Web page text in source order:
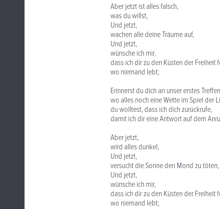
Aber jetzt ist alles falsch,
was du willst,
Und jetzt,
wachen alle deine Träume auf,
Und jetzt,
wünsche ich mir,
dass ich dir zu den Küsten der Freiheit
wo niemand lebt;
Erinnerst du dich an unser erstes
wo alles noch eine Wette im Spiel der
du wolltest, dass ich dich zurückrufe,
damit ich dir eine Antwort auf dem
Aber jetzt,
wird alles dunkel,
Und jetzt,
versucht die Sonne den Mond zu töten,
Und jetzt,
wünsche ich mir,
dass ich dir zu den Küsten der Freiheit
wo niemand lebt;